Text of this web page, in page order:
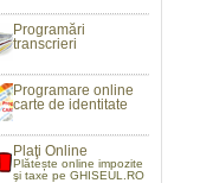
Programări
transcrieri
Programare online
carte de identitate
Plaţi Online
Plătește online impozite
şi taxe pe GHISEUL.RO